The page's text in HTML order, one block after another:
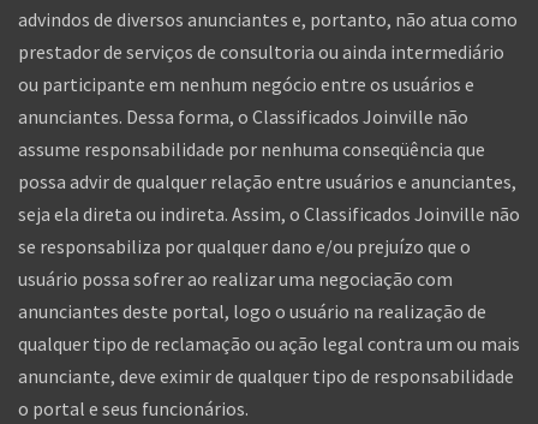
advindos de diversos anunciantes e, portanto, não atua como
prestador de serviços de consultoria ou ainda intermediário
ou participante em nenhum negócio entre os usuários e
anunciantes. Dessa forma, o Classificados Joinville não
assume responsabilidade por nenhuma conseqüência que
possa advir de qualquer relação entre usuários e anunciantes,
seja ela direta ou indireta. Assim, o Classificados Joinville não
se responsabiliza por qualquer dano e/ou prejuízo que o
usuário possa sofrer ao realizar uma negociação com
anunciantes deste portal, logo o usuário na realização de
qualquer tipo de reclamação ou ação legal contra um ou mais
anunciante, deve eximir de qualquer tipo de responsabilidade
o portal e seus funcionários.